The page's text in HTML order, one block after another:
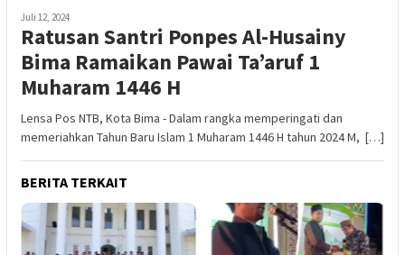
Juli 12, 2024
Ratusan Santri Ponpes Al-Husainy
Bima Ramaikan Pawai Ta’aruf 1
Muharam 1446 H
Lensa Pos NTB, Kota Bima - Dalam rangka memperingati dan
memeriahkan Tahun Baru Islam 1 Muharam 1446 H tahun 2024 M, […]
BERITA TERKAIT